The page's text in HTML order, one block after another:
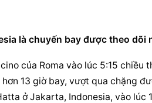
là chuyến bay được theo dõi
của Roma vào lúc 5:15
13 giờ bay, vượt qua chặng
ở Jakarta, Indonesia, vào lúc